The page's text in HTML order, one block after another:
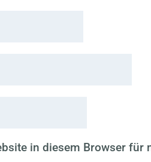
in diesem Browser